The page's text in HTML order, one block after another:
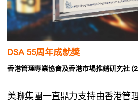
DSA 55周年成就獎
香港管理專業協會及香港市場推銷研究社
美聯集團一直鼎力支持由香港管